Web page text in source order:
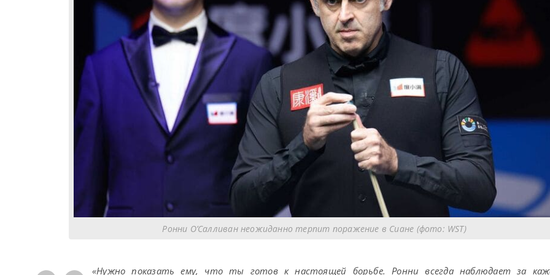
Ронни О’Салливан неожиданно терпит поражение в Сиане (фото: WST)
«Нужно показать ему, что ты готов к настоящей борьбе. Ронни всегда наблюдает за